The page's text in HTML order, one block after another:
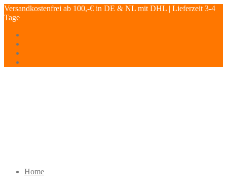
Versandkostenfrei ab 100,-€ in DE & NL mit DHL | Lieferzeit 3-4
Tage
Home